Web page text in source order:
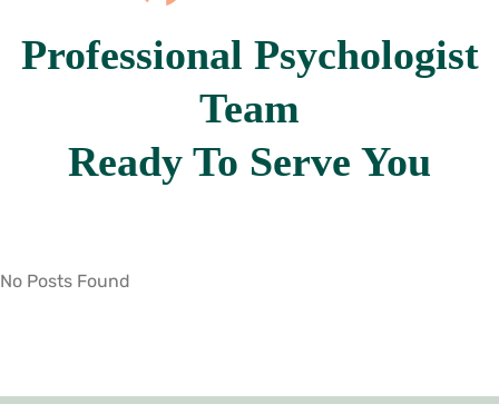
Professional Psychologist
Team
Ready To Serve You
No Posts Found